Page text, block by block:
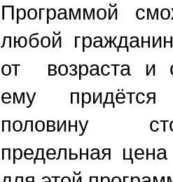
Программой
любой
от возраста и
ему придётся
половину
предельная